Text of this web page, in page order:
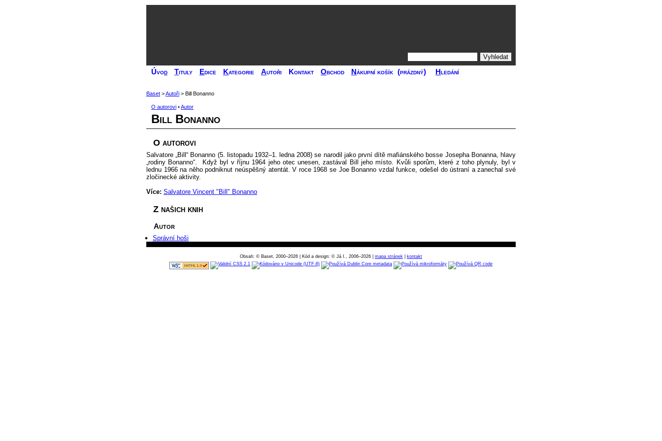
Úvod Tituly Edice Kategorie Autoři Kontakt Obchod Nákupní košík (prázdný) Hledání
Baset >Autoři > Bill Bonanno
O autorovi •Autor
Bill Bonanno
O autorovi
Salvatore „Bill“ Bonanno (5. listopadu 1932–1. ledna 2008) se narodil jako první dítě mafiánského bosse Josepha Bonanna, hlavy
„rodiny Bonanno“. Když byl v říjnu 1964 jeho otec unesen, zastával Bill jeho místo. Kvůli sporům, které z toho plynuly, byl v
lednu 1966 na něho podniknut neúspěšný atentát. V roce 1968 se Joe Bonanno vzdal funkce, odešel do ústraní a zanechal své
zločinecké aktivity.
Více: Salvatore Vincent "Bill" Bonanno
Z našich knih
Autor
Správní hoši
Obsah: © Baset, 2000–2026 | Kód a design: © Já I., 2006–2026 | mapa stránek kontakt